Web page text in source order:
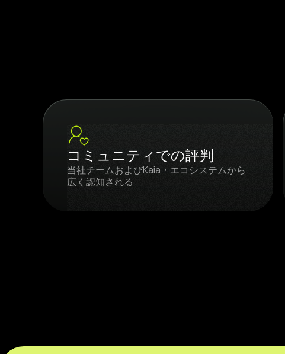
コミュニティでの評判
当社チームおよびKaia・エコシステムから
広く認知される